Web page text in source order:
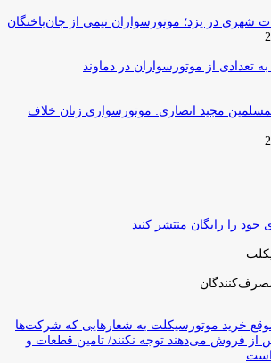
شهری در یزد؛ موتورسواران نیمی از جان‌باختگان
به تعدادی از موتورسواران در دماوند
مجید انصاری: موتورسواری زنان خلاف
را رایگان منتشر کنید
خرید موتورسیکلت به شعارهایی که شرکت‌ها
از فروش می‌دهند توجه نکنند/ تامین قطعات و
است